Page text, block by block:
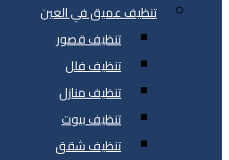
تنظيف عميق في العين
تنظيف قصور
تنظيف فلل
تنظيف منازل
تنظيف بيوت
تنظيف شقق